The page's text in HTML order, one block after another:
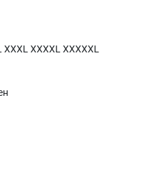
XXXL XXXXL XXXXXL